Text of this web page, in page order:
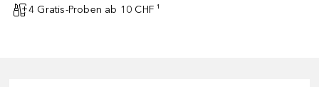
4 Gratis-Proben ab 10 CHF ¹